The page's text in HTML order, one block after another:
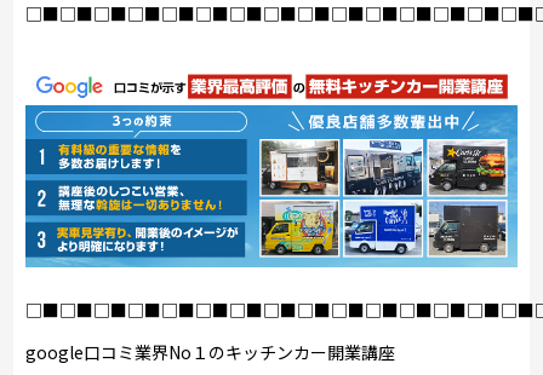
google口コミ業界No１のキッチンカー開業講座